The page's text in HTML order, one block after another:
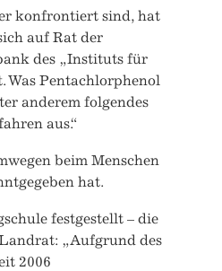
konfrontiert sind, hat
auf Rat der
des „Instituts für
Was Pentachlorphenol
anderem folgendes
aus.“
beim Menschen
hat.
festgestellt – die
„Aufgrund des
2006